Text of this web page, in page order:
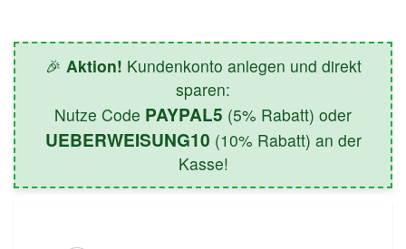
🎉 Aktion! Kundenkonto anlegen und direkt
sparen:
Nutze Code PAYPAL5 (5% Rabatt) oder
UEBERWEISUNG10 (10% Rabatt) an der
Kasse!